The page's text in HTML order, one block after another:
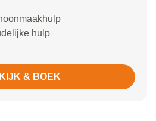
hulp
& BOEK